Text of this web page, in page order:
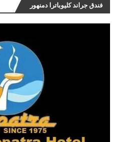
فندق جراند كليوباترا دمنهور